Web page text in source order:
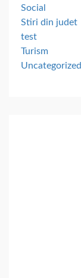
Social
Stiri din judet
test
Turism
Uncategorized